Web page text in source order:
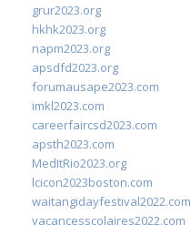
grur2023.org
hkhk2023.org
napm2023.org
apsdfd2023.org
forumausape2023.com
imkl2023.com
careerfaircsd2023.com
apsth2023.com
MedItRio2023.org
lcicon2023boston.com
waitangidayfestival2022.com
vacancesscolaires2022.com